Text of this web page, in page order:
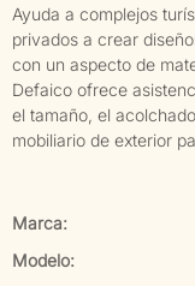
Ayuda a complejos
privados a crear
con un aspecto de
Defaico ofrece
el tamaño, el
mobiliario de exterior
Marca:
Modelo: